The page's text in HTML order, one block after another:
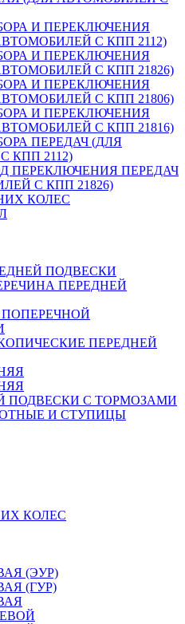
И ПЕРЕКЛЮЧЕНИЯ
С КПП 2112)
И ПЕРЕКЛЮЧЕНИЯ
С КПП 21826)
И ПЕРЕКЛЮЧЕНИЯ
С КПП 21806)
И ПЕРЕКЛЮЧЕНИЯ
С КПП 21816)
ПЕРЕДАЧ (ДЛЯ
КПП 2112)
ПЕРЕКЛЮЧЕНИЯ ПЕРЕДАЧ
С КПП 21826)
КОЛЕС
ПОДВЕСКИ
ПЕРЕДНЕЙ
ПОПЕРЕЧНОЙ
ПЕРЕДНЕЙ
ПОДВЕСКИ С ТОРМОЗАМИ
И СТУПИЦЫ
КОЛЕС
(ЭУР)
(ГУР)